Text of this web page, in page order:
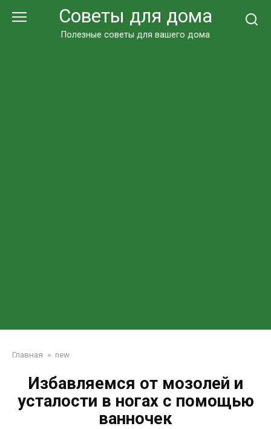
Советы для дома
Полезные советы для вашего дома
Главная » new
Избавляемся от мозолей и
усталости в ногах с помощью
ванночек